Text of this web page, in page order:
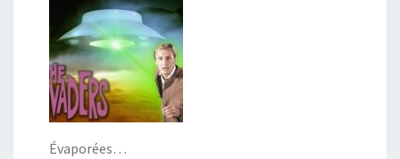
Évaporées…